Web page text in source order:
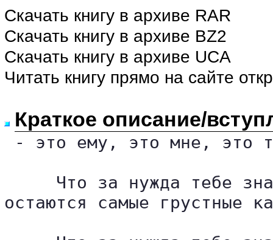
Скачать книгу в архиве RAR
Скачать книгу в архиве BZ2
Скачать книгу в архиве UCA
Читать книгу прямо на сайте
Краткое описание/
- это ему, это мне, это
Что за нужда тебе
остаются самые грустные